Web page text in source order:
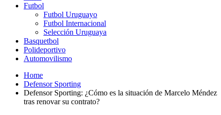
Futbol
Futbol Uruguayo
Futbol Internacional
Selección Uruguaya
Basquetbol
Polideportivo
Automovilismo
Home
Defensor Sporting
Defensor Sporting: ¿Cómo es la situación de Marcelo Méndez
tras renovar su contrato?